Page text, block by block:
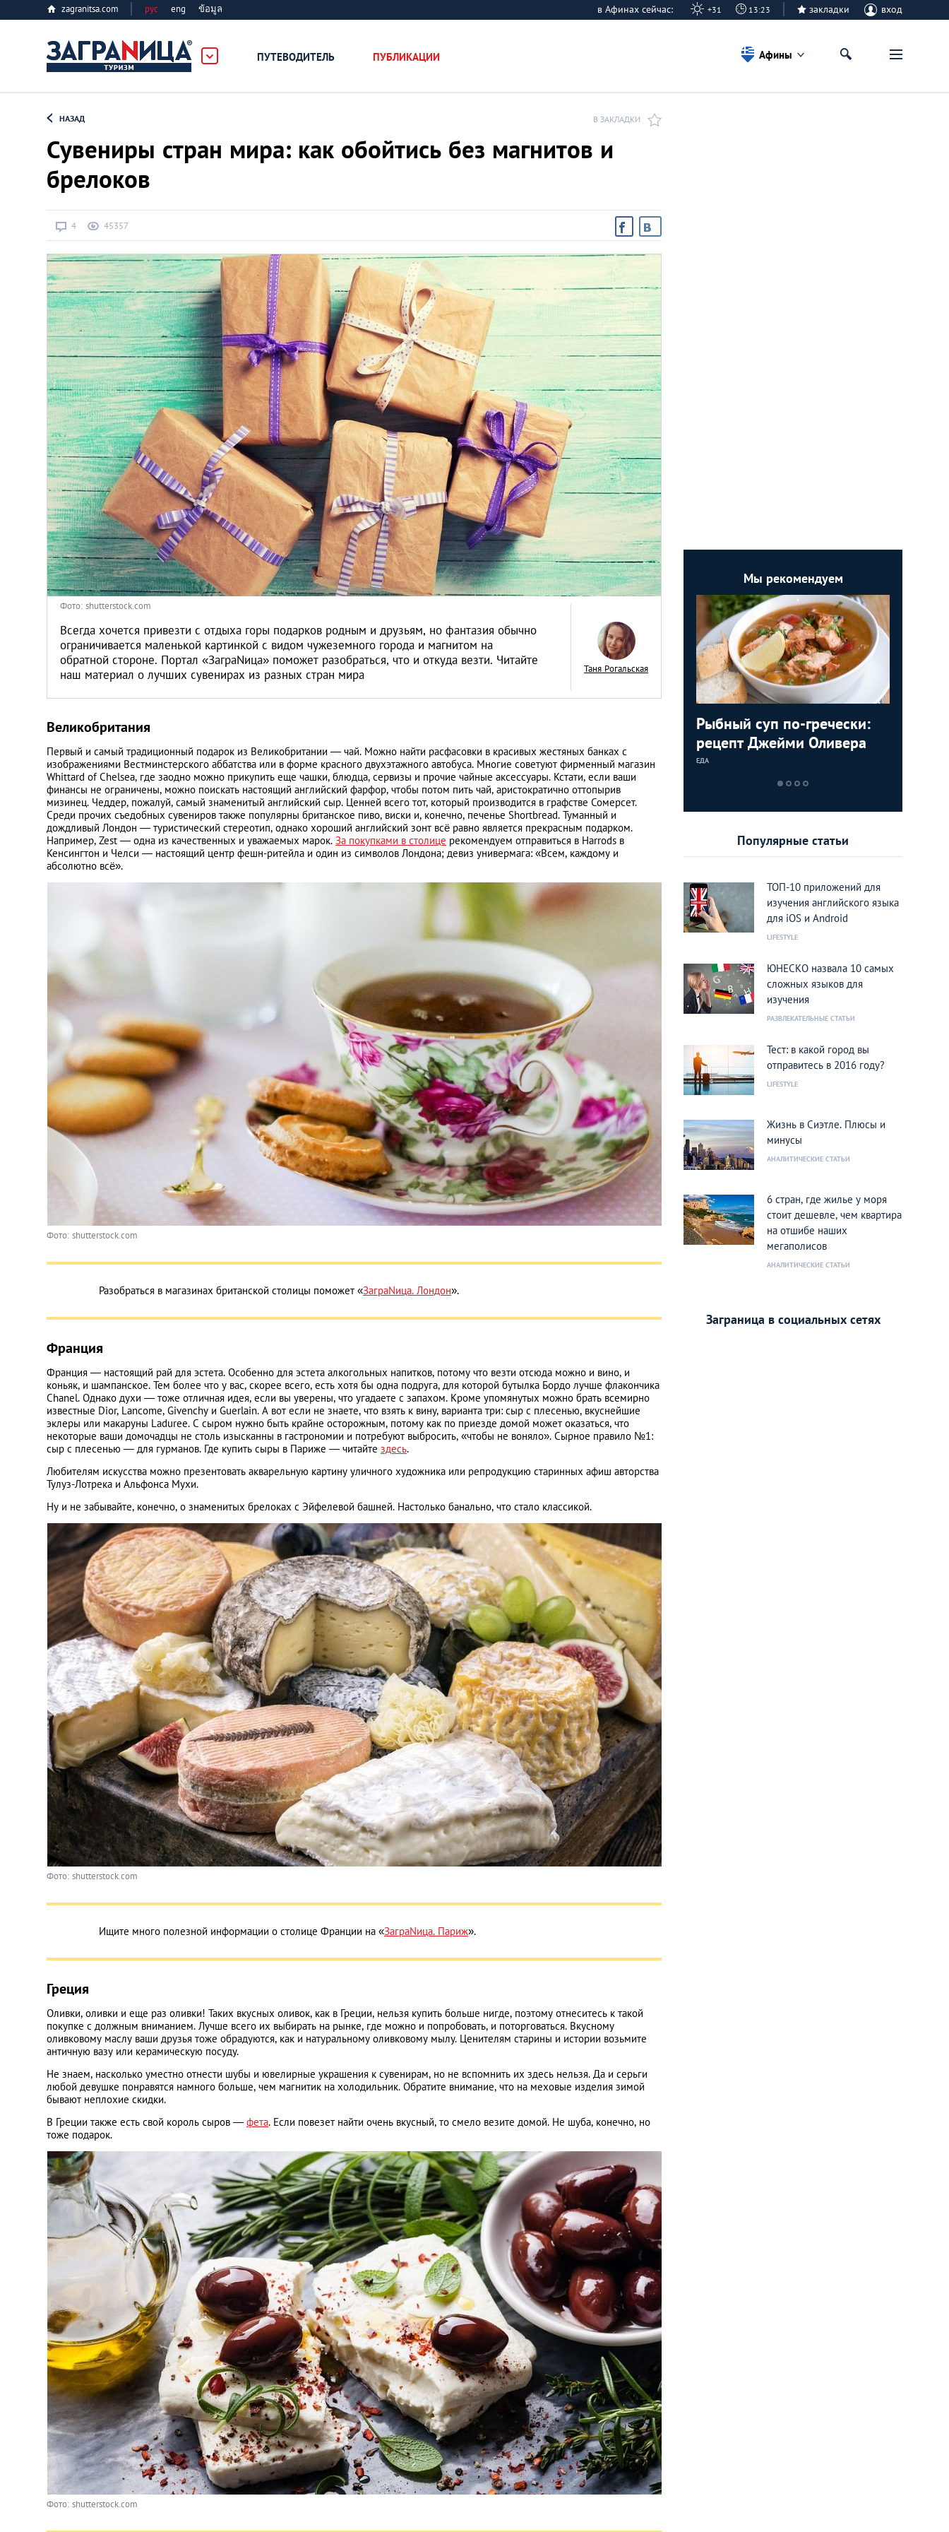
zagranitsa.com рус eng ข้อมูล в Афинах сейчас: +31 13:23 закладки вход
ПУТЕВОДИТЕЛЬ ПУБЛИКАЦИИ
Алматы
Афины
Киев
Лондон
Лос-Анджелес
Москва
Париж
Паттайя
Пхукет
Санкт-Петербург
Афины
НАЗАД В ЗАКЛАДКИ
Сувениры стран мира: как обойтись без магнитов и
брелоков
4 45357
Фото: shutterstock.com
Всегда хочется привезти с отдыха горы подарков родным и друзьям, но фантазия обычно
ограничивается маленькой картинкой с видом чужеземного города и магнитом на
обратной стороне. Портал «ЗаграNица» поможет разобраться, что и откуда везти. Читайте
наш материал о лучших сувенирах из разных стран мира
Таня Рогальская
Великобритания
Первый и самый традиционный подарок из Великобритании — чай. Можно найти расфасовки в красивых жестяных банках с
изображениями Вестминстерского аббатства или в форме красного двухэтажного автобуса. Многие советуют фирменный магазин
Whittard of Chelsea, где заодно можно прикупить еще чашки, блюдца, сервизы и прочие чайные аксессуары. Кстати, если ваши
финансы не ограничены, можно поискать настоящий английский фарфор, чтобы потом пить чай, аристократично оттопырив
мизинец. Чеддер, пожалуй, самый знаменитый английский сыр. Ценней всего тот, который производится в графстве Сомерсет.
Среди прочих съедобных сувениров также популярны британское пиво, виски и, конечно, печенье Shortbreаd. Туманный и
дождливый Лондон — туристический стереотип, однако хороший английский зонт всё равно является прекрасным подарком.
Например, Zest — одна из качественных и уважаемых марок. За покупками в столице рекомендуем отправиться в Harrods в
Кенсингтон и Челси — настоящий центр фешн-ритейла и один из символов Лондона; девиз универмага: «Всем, каждому и
абсолютно всё».
Фото: shutterstock.com
Разобраться в магазинах британской столицы поможет «ЗаграNица. Лондон».
Франция
Франция — настоящий рай для эстета. Особенно для эстета алкогольных напитков, потому что везти отсюда можно и вино, и
коньяк, и шампанское. Тем более что у вас, скорее всего, есть хотя бы одна подруга, для которой бутылка Бордо лучше флакончика
Chanel. Однако духи — тоже отличная идея, если вы уверены, что угадаете с запахом. Кроме упомянутых можно брать всемирно
известные Dior, Lancome, Givenchy и Guerlain. А вот если не знаете, что взять к вину, варианта три: сыр с плесенью, вкуснейшие
эклеры или макаруны Laduree. С сыром нужно быть крайне осторожным, потому как по приезде домой может оказаться, что
некоторые ваши домочадцы не столь изысканны в гастрономии и потребуют выбросить, «чтобы не воняло». Сырное правило №1:
сыр с плесенью — для гурманов. Где купить сыры в Париже — читайте здесь.
Любителям искусства можно презентовать акварельную картину уличного художника или репродукцию старинных афиш авторства
Тулуз-Лотрека и Альфонса Мухи.
Ну и не забывайте, конечно, о знаменитых брелоках с Эйфелевой башней. Настолько банально, что стало классикой.
Фото: shutterstock.com
Ищите много полезной информации о столице Франции на «ЗаграNица. Париж».
Греция
Оливки, оливки и еще раз оливки! Таких вкусных оливок, как в Греции, нельзя купить больше нигде, поэтому отнеситесь к такой
покупке с должным вниманием. Лучше всего их выбирать на рынке, где можно и попробовать, и поторговаться. Вкусному
оливковому маслу ваши друзья тоже обрадуются, как и натуральному оливковому мылу. Ценителям старины и истории возьмите
античную вазу или керамическую посуду.
Не знаем, насколько уместно отнести шубы и ювелирные украшения к сувенирам, но не вспомнить их здесь нельзя. Да и серьги
любой девушке понравятся намного больше, чем магнитик на холодильник. Обратите внимание, что на меховые изделия зимой
бывают неплохие скидки.
В Греции также есть свой король сыров — фета. Если повезет найти очень вкусный, то смело везите домой. Не шуба, конечно, но
тоже подарок.
Фото: shutterstock.com
Мы рекомендуем
Рыбный суп по-гречески:
рецепт Джейми Оливера
ЕДА
пирог со шпинатом и
сыром
ЕДА
Популярные статьи
ТОП-10 приложений для
изучения английского языка
для iOS и Android
LIFESTYLE
ЮНЕСКО назвала 10 самых
сложных языков для
изучения
РАЗВЛЕКАТЕЛЬНЫЕ СТАТЬИ
Тест: в какой город вы
отправитесь в 2016 году?
LIFESTYLE
Жизнь в Сиэтле. Плюсы и
минусы
АНАЛИТИЧЕСКИЕ СТАТЬИ
6 стран, где жилье у моря
стоит дешевле, чем квартира
на отшибе наших
мегаполисов
АНАЛИТИЧЕСКИЕ СТАТЬИ
Заграница в социальных сетях